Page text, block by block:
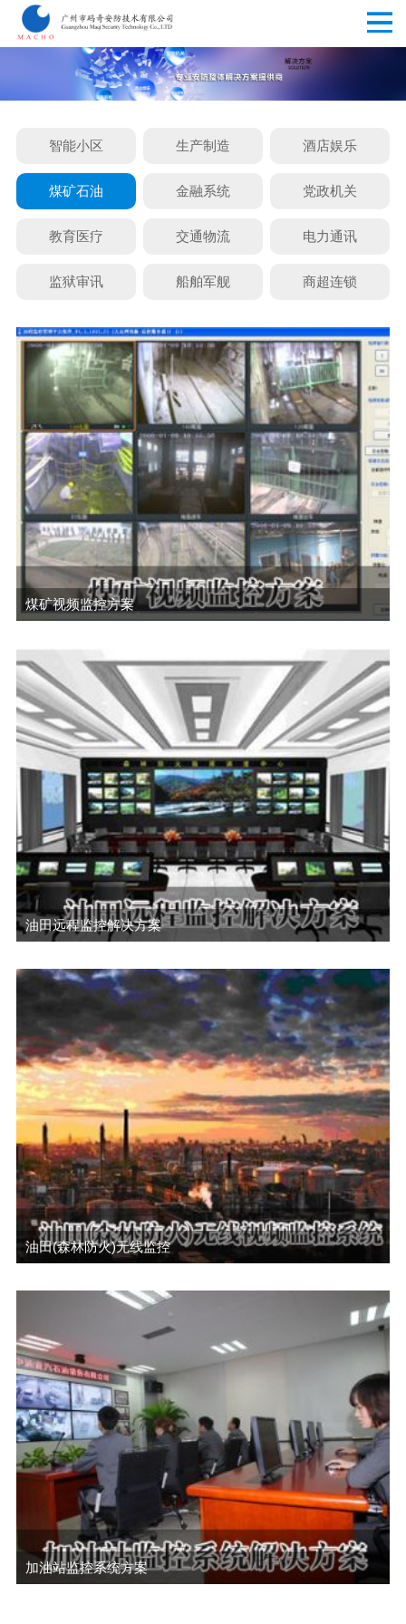
智能小区 生产制造 酒店娱乐
煤矿石油 金融系统 党政机关
教育医疗 交通物流 电力通讯
监狱审讯 船舶军舰 商超连锁
煤矿视频监控方案
油田远程监控解决方案
油田(森林防火)无线监控
加油站监控系统方案